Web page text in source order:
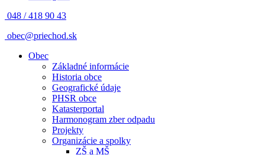
048 / 418 90 43
obec@priechod.sk
Obec
Základné informácie
Historia obce
Geografické údaje
PHSR obce
Katasterportal
Harmonogram zber odpadu
Projekty
Organizácie a spolky
ZŠ a MŠ